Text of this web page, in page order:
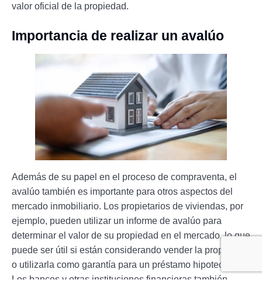
valor oficial de la propiedad.
Importancia de realizar un avalúo
Además de su papel en el proceso de compraventa, el
avalúo también es importante para otros aspectos del
mercado inmobiliario. Los propietarios de viviendas, por
ejemplo, pueden utilizar un informe de avalúo para
determinar el valor de su propiedad en el mercado, lo que
puede ser útil si están considerando vender la propiedad
o utilizarla como garantía para un préstamo hipotecario.
Los bancos y otras instituciones financieras también